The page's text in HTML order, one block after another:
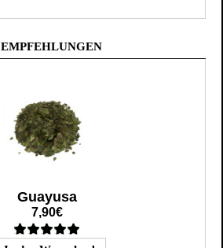
EMPFEHLUNGEN
Guayusa
7,90€